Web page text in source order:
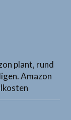
plant, rund
Amazon